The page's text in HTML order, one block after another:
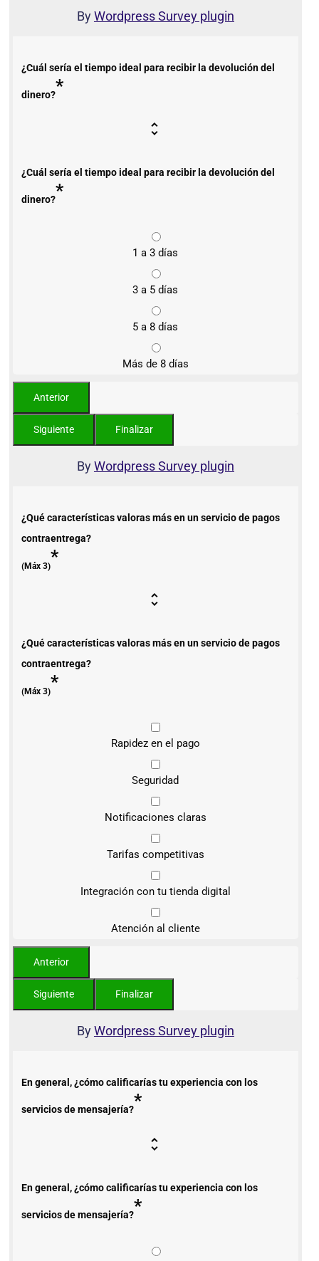
ByWordpress Survey plugin
¿Cuál sería el tiempo ideal para recibir la devolución del
dinero?*
¿Cuál sería el tiempo ideal para recibir la devolución del
dinero?*
1 a 3 días
3 a 5 días
5 a 8 días
Más de 8 días
ByWordpress Survey plugin
¿Qué características valoras más en un servicio de pagos
contraentrega?
(Máx 3)*
¿Qué características valoras más en un servicio de pagos
contraentrega?
(Máx 3)*
Rapidez en el pago
Seguridad
Notificaciones claras
Tarifas competitivas
Integración con tu tienda digital
Atención al cliente
ByWordpress Survey plugin
En general, ¿cómo calificarías tu experiencia con los
servicios de mensajería?*
En general, ¿cómo calificarías tu experiencia con los
servicios de mensajería?*